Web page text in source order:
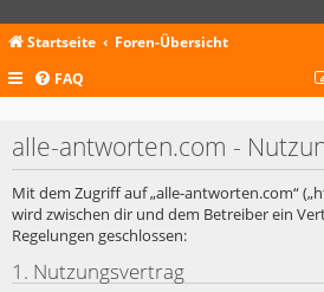
Startseite Foren-Übersicht
FAQ
alle-antworten.com -
Mit dem Zugriff auf „alle-antworten.com“
wird zwischen dir und dem Betreiber ein
Regelungen geschlossen:
1. Nutzungsvertrag